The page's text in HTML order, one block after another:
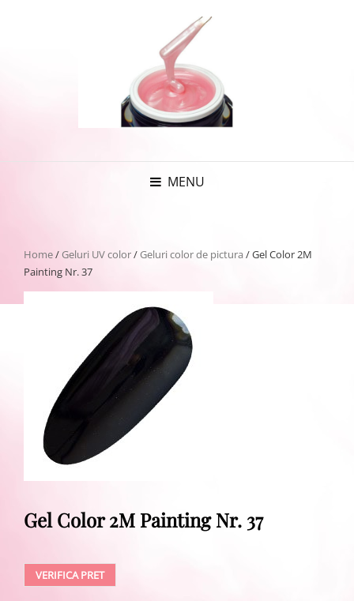
MENU
Home/Geluri UV color/Geluri color de pictura/ Gel Color 2M
Painting Nr. 37
Gel Color 2M Painting Nr. 37
VERIFICA PRET